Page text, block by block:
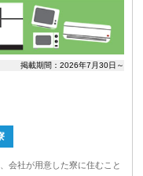
掲載期間：2026年7月30日～
会社が用意した寮に住むこと